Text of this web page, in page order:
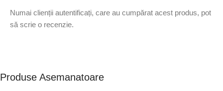
Numai clienții autentificați, care au cumpărat acest produs, pot
să scrie o recenzie.
Produse Asemanatoare